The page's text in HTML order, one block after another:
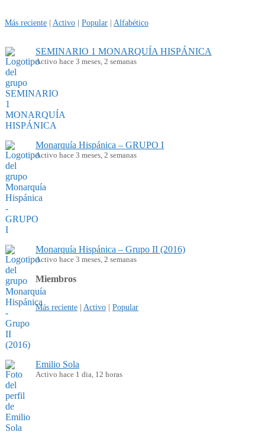
Más reciente | Activo | Popular | Alfabético
SEMINARIO 1 MONARQUÍA HISPÁNICA
Activo hace 3 meses, 2 semanas
Monarquía Hispánica – GRUPO I
Activo hace 3 meses, 2 semanas
Monarquía Hispánica – Grupo II (2016)
Activo hace 3 meses, 2 semanas
Miembros
Más reciente | Activo | Popular
Emilio Sola
Activo hace 1 dia, 12 horas